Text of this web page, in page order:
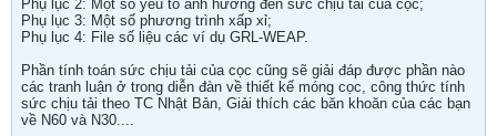
Phụ lục 2: Một số yếu tố ảnh hưởng đến sức chịu tải của cọc;
Phụ lục 3: Một số phương trình xấp xỉ;
Phụ lục 4: File số liệu các ví dụ GRL-WEAP.
Phần tính toán sức chịu tải của cọc cũng sẽ giải đáp được phần nào
các tranh luận ở trong diễn đàn về thiết kế móng cọc, công thức tính
sức chịu tải theo TC Nhật Bản, Giải thích các băn khoăn của các bạn
về N60 và N30....